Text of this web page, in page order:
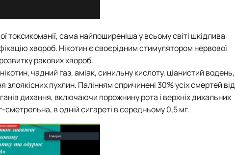
токсикоманії, сама найпоширеніша у всьому світі шкідлива
хвороб. Нікотин є своєрідним стимулятором нервової
ракових хвороб.
чадний газ, аміак, синильну кислоту, ціанистий водень,
пухлин. Палінням спричинені 30% усіх смертей від
дихання, включаючи порожнину рота і верхніх дихальних
в одній сигареті в середньому 0,5 мг.